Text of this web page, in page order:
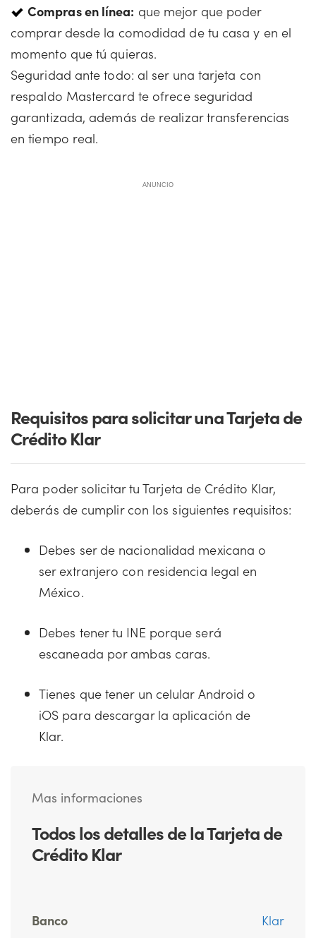
Compras en línea: que mejor que poder
comprar desde la comodidad de tu casa y en el
momento que tú quieras.
Seguridad ante todo: al ser una tarjeta con
respaldo Mastercard te ofrece seguridad
garantizada, además de realizar transferencias
en tiempo real.
ANUNCIO
Requisitos para solicitar una Tarjeta de
Crédito Klar
Para poder solicitar tu Tarjeta de Crédito Klar,
deberás de cumplir con los siguientes requisitos:
Debes ser de nacionalidad mexicana o
ser extranjero con residencia legal en
México.
Debes tener tu INE porque será
escaneada por ambas caras.
Tienes que tener un celular Android o
iOS para descargar la aplicación de
Klar.
Mas informaciones
Todos los detalles de la Tarjeta de
Crédito Klar
Banco Klar